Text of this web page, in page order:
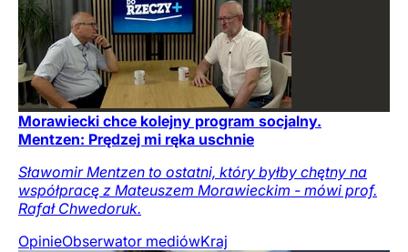
Morawiecki chce kolejny program socjalny.
Mentzen: Prędzej mi ręka uschnie
Sławomir Mentzen to ostatni, który byłby chętny na
współpracę z Mateuszem Morawieckim - mówi prof.
Rafał Chwedoruk.
OpinieObserwator mediówKraj